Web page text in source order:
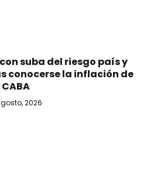
suba del riesgo país y
conocerse la inflación de
CABA
2026